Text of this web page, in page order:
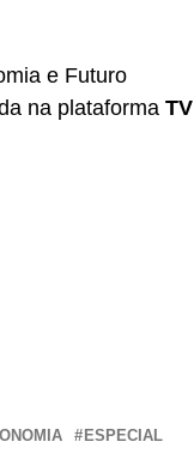
e Futuro
na plataforma TV
ESPECIAL